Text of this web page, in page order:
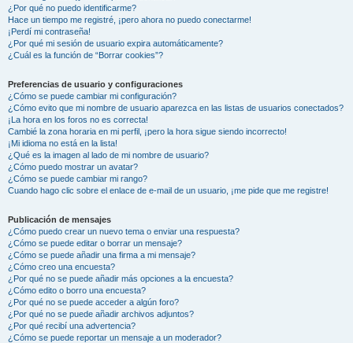
¿Por qué no puedo identificarme?
Hace un tiempo me registré, ¡pero ahora no puedo conectarme!
¡Perdí mi contraseña!
¿Por qué mi sesión de usuario expira automáticamente?
¿Cuál es la función de “Borrar cookies”?
Preferencias de usuario y configuraciones
¿Cómo se puede cambiar mi configuración?
¿Cómo evito que mi nombre de usuario aparezca en las listas de usuarios conectados?
¡La hora en los foros no es correcta!
Cambié la zona horaria en mi perfil, ¡pero la hora sigue siendo incorrecto!
¡Mi idioma no está en la lista!
¿Qué es la imagen al lado de mi nombre de usuario?
¿Cómo puedo mostrar un avatar?
¿Cómo se puede cambiar mi rango?
Cuando hago clic sobre el enlace de e-mail de un usuario, ¡me pide que me registre!
Publicación de mensajes
¿Cómo puedo crear un nuevo tema o enviar una respuesta?
¿Cómo se puede editar o borrar un mensaje?
¿Cómo se puede añadir una firma a mi mensaje?
¿Cómo creo una encuesta?
¿Por qué no se puede añadir más opciones a la encuesta?
¿Cómo edito o borro una encuesta?
¿Por qué no se puede acceder a algún foro?
¿Por qué no se puede añadir archivos adjuntos?
¿Por qué recibí una advertencia?
¿Cómo se puede reportar un mensaje a un moderador?